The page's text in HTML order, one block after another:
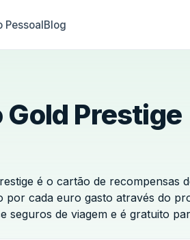
PessoalBlog
Gold Prestige
é o cartão de recompensas
por cada euro gasto através do
seguros de viagem e é gratuito